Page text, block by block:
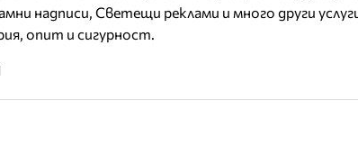
надписи, Светещи реклами и много други
опит и сигурност.